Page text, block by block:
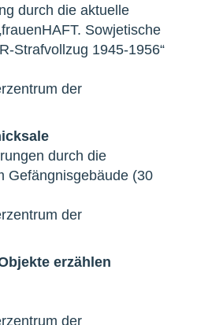
durch die aktuelle
Sowjetische
Strafvollzug 1945-1956“
der
durch die
Gefängnisgebäude (30
der
erzählen
der